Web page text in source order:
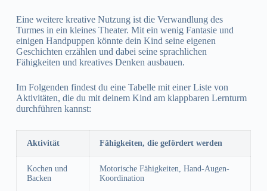
Eine weitere kreative Nutzung ist die Verwandlung des
Turmes in ein kleines Theater. Mit ein wenig Fantasie und
einigen Handpuppen könnte dein Kind seine eigenen
Geschichten erzählen und dabei seine sprachlichen
Fähigkeiten und kreatives Denken ausbauen.
Im Folgenden findest du eine Tabelle mit einer Liste von
Aktivitäten, die du mit deinem Kind am klappbaren Lernturm
durchführen kannst:
Aktivität Fähigkeiten, die gefördert werden
Kochen und
Backen
Motorische Fähigkeiten, Hand-Augen-
Koordination